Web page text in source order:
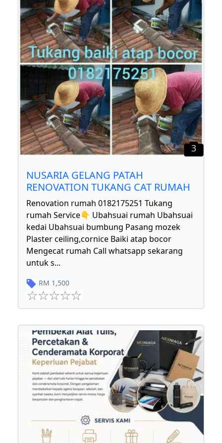
3
NUSARIA GELANG PATAH
RENOVATION TUKANG CAT RUMAH
Renovation rumah 0182175251 Tukang
rumah Service👇 Ubahsuai rumah Ubahsuai
kedai Ubahsuai bumbung Pasang mozek
Plaster ceiling,cornice Baiki atap bocor
Mengecat rumah Call whatsapp sekarang
untuk s...
RM 1,500